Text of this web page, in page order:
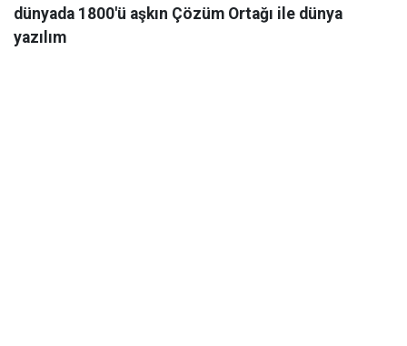
dünyada 1800'ü aşkın Çözüm Ortağı ile dünya
yazılım